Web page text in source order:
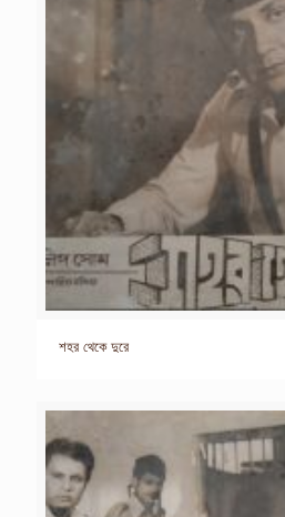
শহর থেকে দুরে